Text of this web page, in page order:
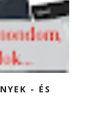
- ÉS